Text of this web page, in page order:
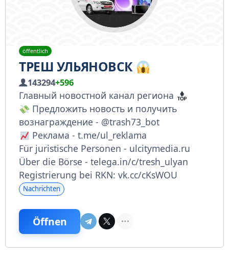
öffentlich
ТРЕШ УЛЬЯНОВСК
143294+596
Главный новостной канал региона
Предложить новость и получить
вознаграждение - @trash73_bot
Реклама - t.me/ul_reklama
Für juristische Personen - ulcitymedia.ru
Über die Börse - telega.in/c/tresh_ulyan
Registrierung bei RKN: vk.cc/cKsWOU
Nachrichten
Öffnen